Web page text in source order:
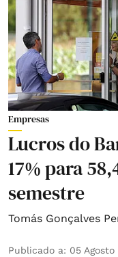
Empresas
Lucros do
17% para
semestre
Tomás Gonçalves
Publicado a: 05